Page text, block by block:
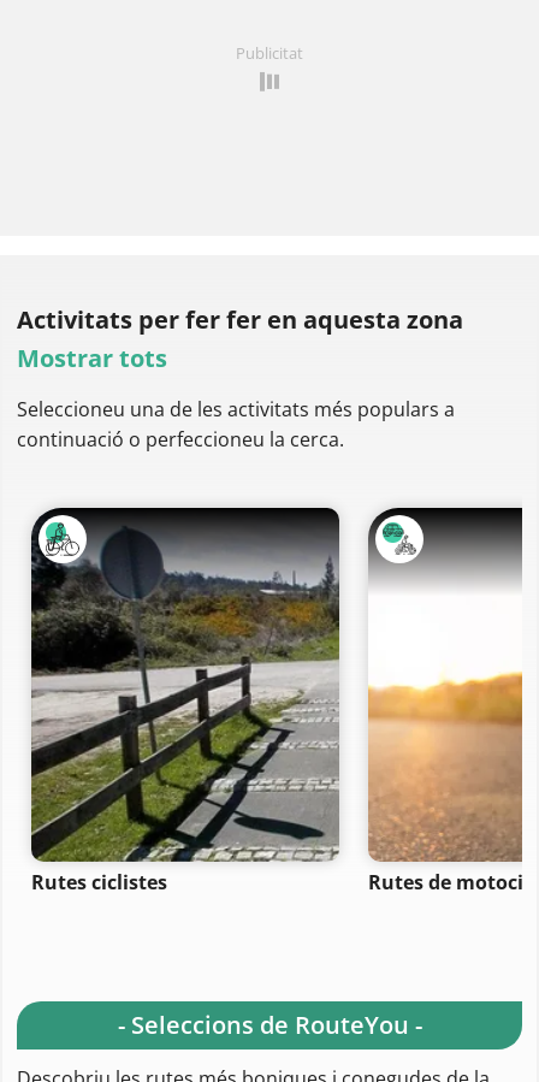
Publicitat
Activitats per ferfer en aquesta zona
Mostrar tots
Seleccioneu una de les activitats més populars a
continuació o perfeccioneu la cerca.
Rutes ciclistes Rutes de
- Seleccions de RouteYou -